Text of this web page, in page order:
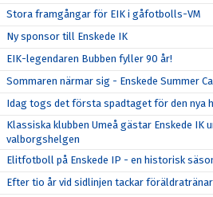
Stora framgångar för EIK i gåfotbolls-VM
Ny sponsor till Enskede IK
EIK-legendaren Bubben fyller 90 år!
Sommaren närmar sig - Enskede Summer
Idag togs det första spadtaget för den nya
Klassiska klubben Umeå gästar Enskede IK
valborgshelgen
Elitfotboll på Enskede IP - en historisk
Efter tio år vid sidlinjen tackar